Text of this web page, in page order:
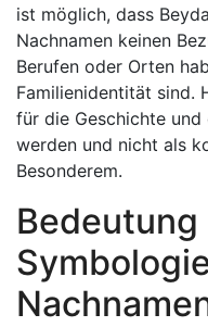
ist möglich, dass
Nachnamen keinen
Berufen oder Orten
Familienidentität sind.
für die Geschichte und
werden und nicht als
Besonderem.
Bedeutung